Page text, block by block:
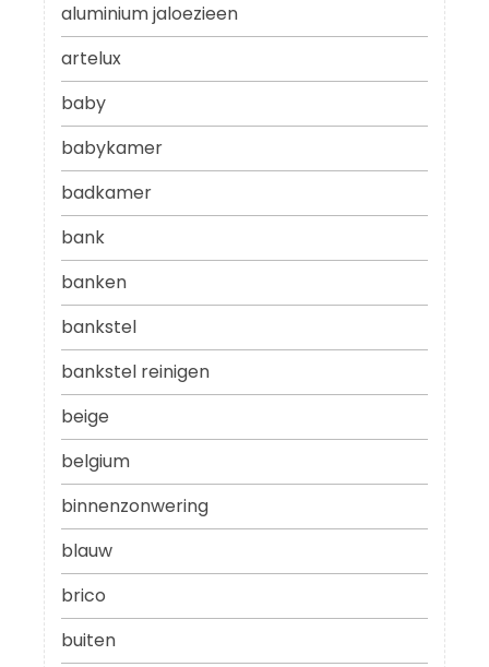
aluminium jaloezieen
artelux
baby
babykamer
badkamer
bank
banken
bankstel
bankstel reinigen
beige
belgium
binnenzonwering
blauw
brico
buiten